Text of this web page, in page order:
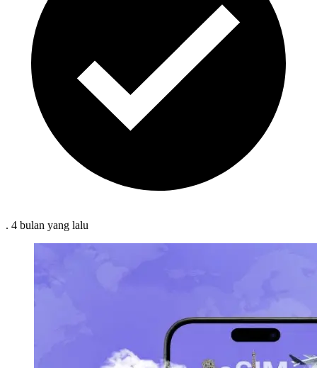
. 4 bulan yang lalu